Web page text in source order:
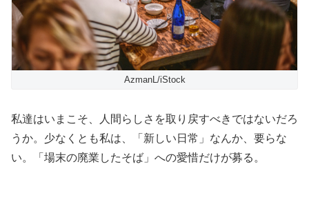
AzmanL/iStock
私達はいまこそ、人間らしさを取り戻すべきではないだろ
うか。少なくとも私は、「新しい日常」なんか、要らな
い。「場末の廃業したそば」への愛惜だけが募る。